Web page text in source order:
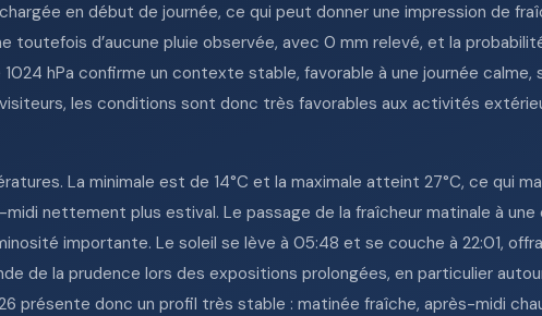
en début de journée, ce qui peut donner une impression de
toutefois d’aucune pluie observée, avec 0 mm relevé, et la
hPa confirme un contexte stable, favorable à une journée calme,
les conditions sont donc très favorables aux activités
La minimale est de 14°C et la maximale atteint 27°C, ce qui
nettement plus estival. Le passage de la fraîcheur matinale à une
importante. Le soleil se lève à 05:48 et se couche à 22:01,
de la prudence lors des expositions prolongées, en particulier
présente donc un profil très stable : matinée fraîche, après-midi